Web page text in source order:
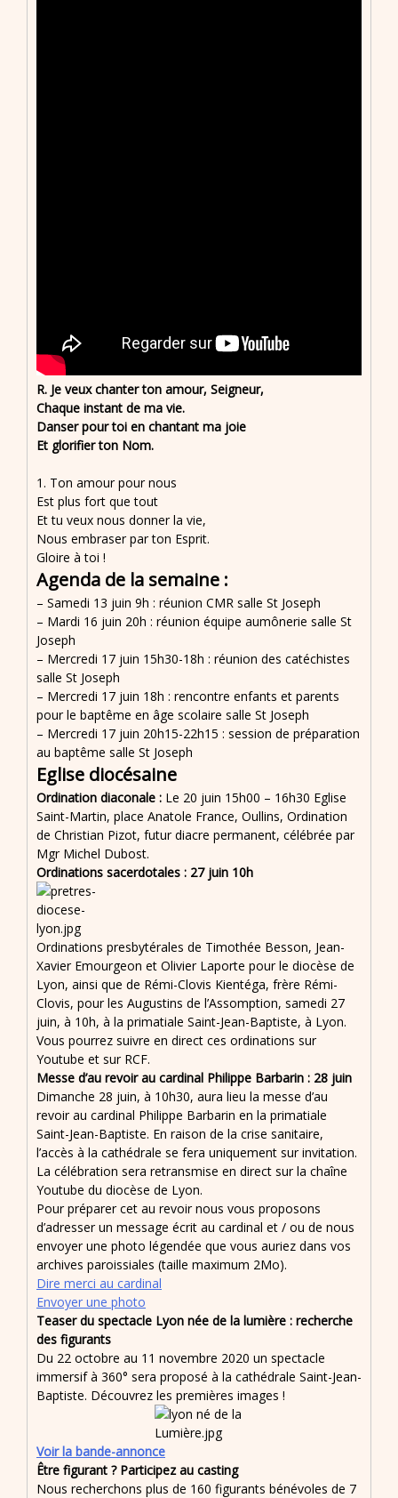
R. Je veux chanter ton amour, Seigneur,
Chaque instant de ma vie.
Danser pour toi en chantant ma joie
Et glorifier ton Nom.
1. Ton amour pour nous
Est plus fort que tout
Et tu veux nous donner la vie,
Nous embraser par ton Esprit.
Gloire à toi !
Agenda de la semaine :
– Samedi 13 juin 9h : réunion CMR salle St Joseph
– Mardi 16 juin 20h : réunion équipe aumônerie salle St
Joseph
– Mercredi 17 juin 15h30-18h : réunion des catéchistes
salle St Joseph
– Mercredi 17 juin 18h : rencontre enfants et parents
pour le baptême en âge scolaire salle St Joseph
– Mercredi 17 juin 20h15-22h15 : session de préparation
au baptême salle St Joseph
Eglise diocésaine
Ordination diaconale : Le 20 juin 15h00 – 16h30 Eglise
Saint-Martin, place Anatole France, Oullins, Ordination
de Christian Pizot, futur diacre permanent, célébrée par
Mgr Michel Dubost.
Ordinations sacerdotales : 27 juin 10h
Ordinations presbytérales de Timothée Besson, Jean-
Xavier Emourgeon et Olivier Laporte pour le diocèse de
Lyon, ainsi que de Rémi-Clovis Kientéga, frère Rémi-
Clovis, pour les Augustins de l’Assomption, samedi 27
juin, à 10h, à la primatiale Saint-Jean-Baptiste, à Lyon.
Vous pourrez suivre en direct ces ordinations sur
Youtube et sur RCF.
Messe d’au revoir au cardinal Philippe Barbarin : 28 juin
Dimanche 28 juin, à 10h30, aura lieu la messe d’au
revoir au cardinal Philippe Barbarin en la primatiale
Saint-Jean-Baptiste. En raison de la crise sanitaire,
l’accès à la cathédrale se fera uniquement sur invitation.
La célébration sera retransmise en direct sur la chaîne
Youtube du diocèse de Lyon.
Pour préparer cet au revoir nous vous proposons
d’adresser un message écrit au cardinal et / ou de nous
envoyer une photo légendée que vous auriez dans vos
archives paroissiales (taille maximum 2Mo).
Dire merci au cardinal
Envoyer une photo
Teaser du spectacle Lyon née de la lumière : recherche
des figurants
Du 22 octobre au 11 novembre 2020 un spectacle
immersif à 360° sera proposé à la cathédrale Saint-Jean-
Baptiste. Découvrez les premières images !
Voir la bande-annonce
Être figurant ? Participez au casting
Nous recherchons plus de 160 figurants bénévoles de 7